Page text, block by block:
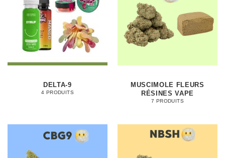
DELTA-9
4 PRODUITS
MUSCIMOLE FLEURS
RÉSINES VAPE
7 PRODUITS